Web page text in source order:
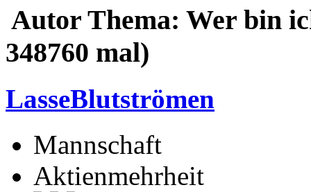
Autor Thema: Wer bin
348760 mal)
LasseBlutströmen
Mannschaft
Aktienmehrheit